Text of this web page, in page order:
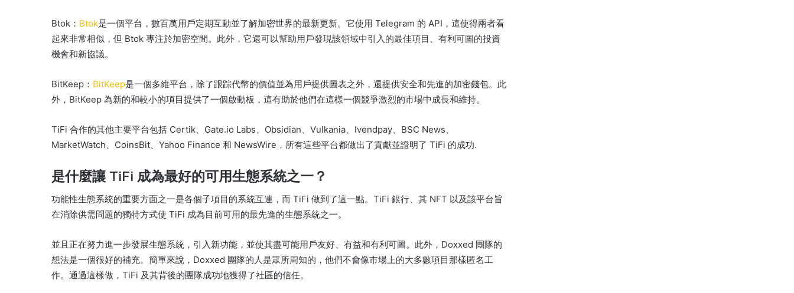
Btok： Btok是一個平台，數百萬用戶定期互動並了解加密世界的最新更新。 它使用 Telegram 的 API，這使得兩者看
起來非常相似，但 Btok 專注於加密空間。 此外，它還可以幫助用戶發現該領域中引入的最佳項目、有利可圖的投資
機會和新協議。
BitKeep： BitKeep是一個多維平台，除了跟踪代幣的價值並為用戶提供圖表之外，還提供安全和先進的加密錢包。 此
外，BitKeep 為新的和較小的項目提供了一個啟動板，這有助於他們在這樣一個競爭激烈的市場中成長和維持。
TiFi 合作的其他主要平台包括 Certik、Gate.io Labs、Obsidian、Vulkania、Ivendpay、BSC News、
MarketWatch、CoinsBit、Yahoo Finance 和 NewsWire，所有這些平台都做出了貢獻並證明了 TiFi 的成功.
是什麼讓 TiFi 成為最好的可用生態系統之一？
功能性生態系統的重要方面之一是各個子項目的系統互連，而 TiFi 做到了這一點。 TiFi 銀行、其 NFT 以及該平台旨
在消除供需問題的獨特方式使 TiFi 成為目前可用的最先進的生態系統之一。
並且正在努力進一步發展生態系統，引入新功能，並使其盡可能用戶友好、有益和有利可圖。 此外，Doxxed 團隊的
想法是一個很好的補充。 簡單來說，Doxxed 團隊的人是眾所周知的，他們不會像市場上的大多數項目那樣匿名工
作。 通過這樣做，TiFi 及其背後的團隊成功地獲得了社區的信任。